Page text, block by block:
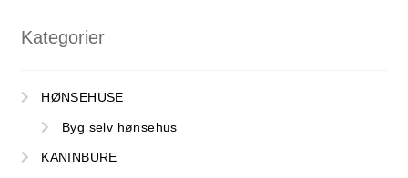
Kategorier
HØNSEHUSE
Byg selv hønsehus
KANINBURE